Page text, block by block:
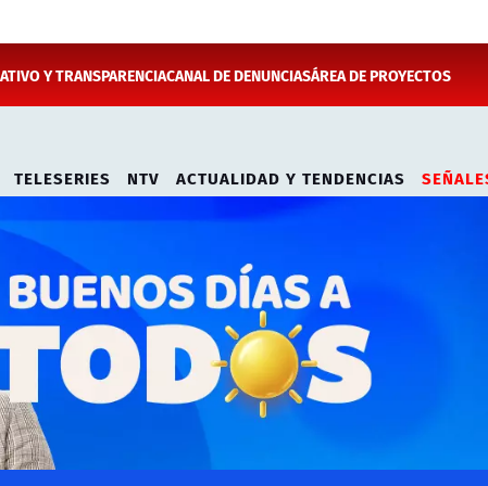
Y TRANSPARENCIACANAL DE DENUNCIASÁREA DE PROYECTOS
TELESERIES NTV ACTUALIDAD Y TENDENCIAS